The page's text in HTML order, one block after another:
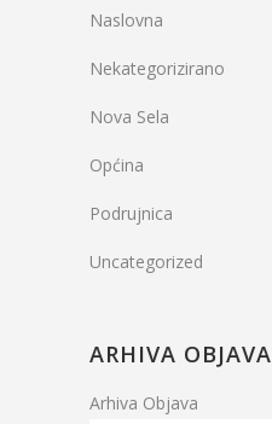
Naslovna
Nekategorizirano
Nova Sela
Općina
Podrujnica
Uncategorized
ARHIVA OBJAVA
Arhiva Objava